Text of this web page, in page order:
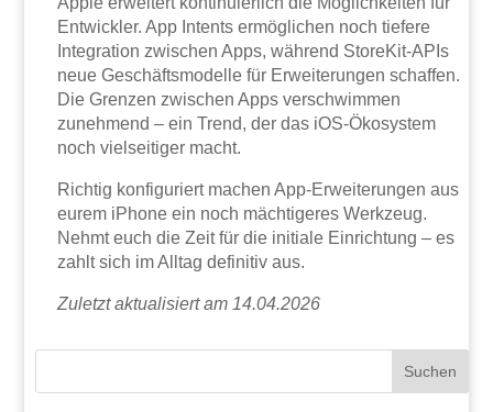
Entwickler. App Intents ermöglichen noch tiefere
Integration zwischen Apps, während StoreKit-APIs
neue Geschäftsmodelle für Erweiterungen schaffen.
Die Grenzen zwischen Apps verschwimmen
zunehmend – ein Trend, der das iOS-Ökosystem
noch vielseitiger macht.
Richtig konfiguriert machen App-Erweiterungen aus
eurem iPhone ein noch mächtigeres Werkzeug.
Nehmt euch die Zeit für die initiale Einrichtung – es
zahlt sich im Alltag definitiv aus.
Zuletzt aktualisiert am 14.04.2026